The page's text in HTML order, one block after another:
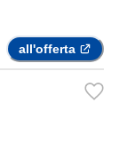
all'offerta